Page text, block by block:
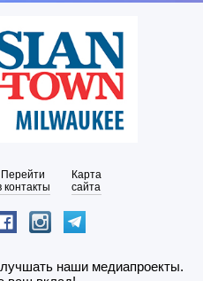
Перейти
контакты
Карта
сайта
наши медиапроекты.